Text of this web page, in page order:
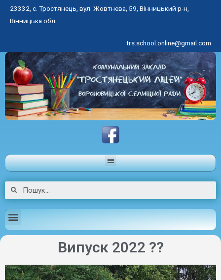
23332, с. Тростянець, вул. Жовтнева, 59, Вінницький р-н,
Вінницька обл.
trs.school.online@gmail.com
Випуск 2022 ??